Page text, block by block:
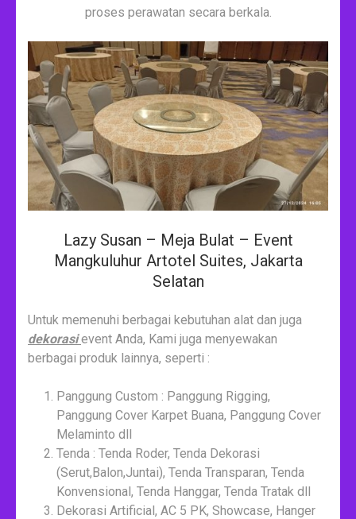
proses perawatan secara berkala.
Lazy Susan – Meja Bulat – Event
Mangkuluhur Artotel Suites, Jakarta
Selatan
Untuk memenuhi berbagai kebutuhan alat dan juga
dekorasievent Anda, Kami juga menyewakan
berbagai produk lainnya, seperti :
Panggung Custom : Panggung Rigging,
Panggung Cover Karpet Buana, Panggung Cover
Melaminto dll
Tenda : Tenda Roder, Tenda Dekorasi
(Serut,Balon,Juntai), Tenda Transparan, Tenda
Konvensional, Tenda Hanggar, Tenda Tratak dll
Dekorasi Artificial, AC 5 PK, Showcase, Hanger